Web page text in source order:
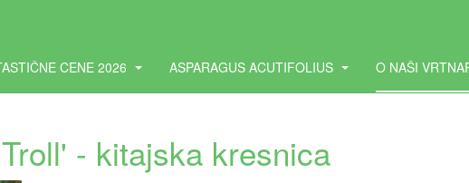
CENE 2026 ASPARAGUS ACUTIFOLIUS O NAŠI
- kitajska kresnica